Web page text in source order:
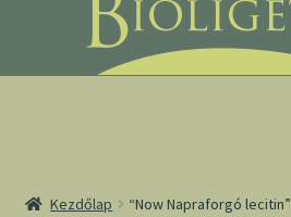
navigációhoz
tartalomba
Kezdőlap
“Now Napraforgó